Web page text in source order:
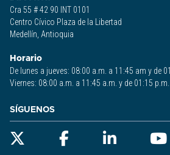
Cra 55 # 42 90 INT 0101
Centro Cívico Plaza de la Libertad
Medellín, Antioquia
Horario
De lunes a jueves: 08:00 a.m. a 11:45 am y de
Viernes: 08:00 a.m. a 11:45 a.m. y de 01:15
SÍGUENOS